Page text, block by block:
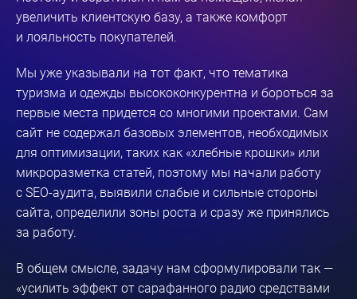
увеличить клиентскую базу, а также комфорт
и лояльность покупателей.
Мы уже указывали на тот факт, что тематика
туризма и одежды высококонкурентна и бороться за
первые места придется со многими проектами. Сам
сайт не содержал базовых элементов, необходимых
для оптимизации, таких как «хлебные крошки» или
микроразметка статей, поэтому мы начали работу
с SEO-аудита, выявили слабые и сильные стороны
сайта, определили зоны роста и сразу же принялись
за работу.
В общем смысле, задачу нам сформулировали так —
«усилить эффект от сарафанного радио средствами